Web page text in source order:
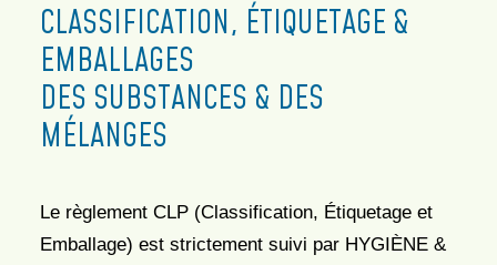
CLASSIFICATION, ÉTIQUETAGE &
EMBALLAGES
DES SUBSTANCES & DES
MÉLANGES
Le règlement CLP (Classification, Étiquetage et
Emballage) est strictement suivi par HYGIÈNE &